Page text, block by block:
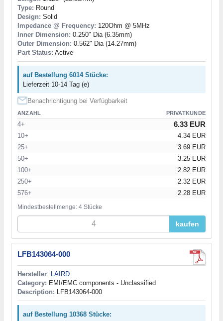
Type: Round
Design: Solid
Impedance @ Frequency: 120Ohm @ 5MHz
Inner Dimension: 0.250" Dia (6.35mm)
Outer Dimension: 0.562" Dia (14.27mm)
Part Status: Active
auf Bestellung 6014 Stücke:
Lieferzeit 10-14 Tag (e)
Benachrichtigung bei Verfügbarkeit
ANZAHL PRIVATKUNDE
4+ 6.33 EUR
10+
4.34 EUR
25+
3.69 EUR
50+
3.25 EUR
100+
2.82 EUR
250+
2.32 EUR
576+
2.28 EUR
Mindestbestellmenge: 4 Stücke
kaufen
LFB143064-000
Hersteller: LAIRD
Category: EMI/EMC components - Unclassified
Description: LFB143064-000
auf Bestellung 10368 Stücke: